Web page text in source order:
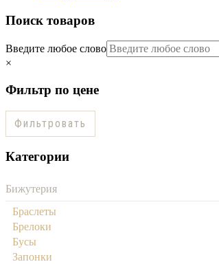
Поиск товаров
Введите любое слово
×
Фильтр по цене
Фильтровать
Категории
Бижутерия
Браслеты
Брелоки
Бусы
Запонки